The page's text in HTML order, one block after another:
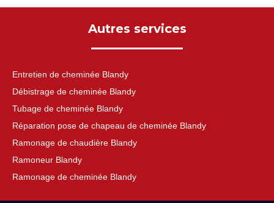
Autres services
Entretien de cheminée Blandy
Débistrage de cheminée Blandy
Tubage de cheminée Blandy
Réparation pose de chapeau de cheminée Blandy
Ramonage de chaudière Blandy
Ramoneur Blandy
Ramonage de cheminée Blandy